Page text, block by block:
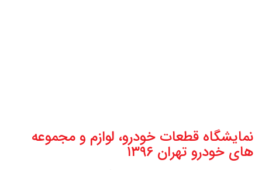
نمایشگاه قطعات خودرو، لوازم و مجموعه
های خودرو تهران ۱۳۹۶